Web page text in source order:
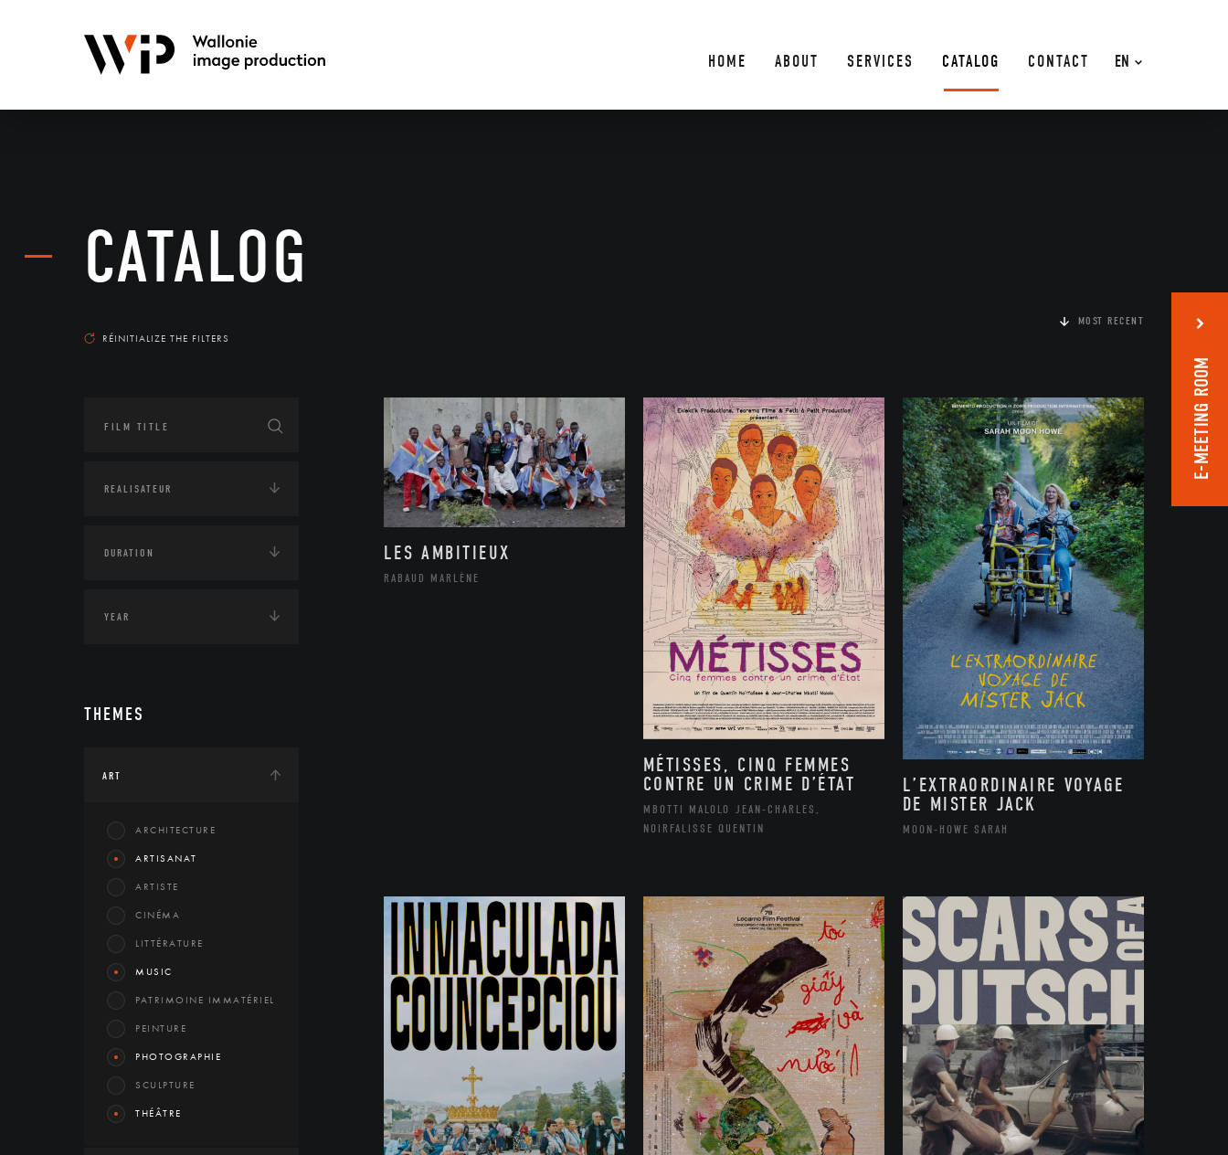
EN
HOME ABOUT SERVICES CATALOG CONTACT
CATALOG
RÉINITIALIZE THE FILTERS
THEMES
ART
ARCHITECTURE
ARTISANAT
ARTISTE
CINÉMA
LITTÉRATURE
MUSIC
PATRIMOINE IMMATÉRIEL
PEINTURE
PHOTOGRAPHIE
SCULPTURE
THÉÂTRE
MOST RECENT
LES AMBITIEUX
RABAUD MARLÈNE
MÉTISSES, CINQ FEMMES
CONTRE UN CRIME D’ÉTAT
MBOTTI MALOLO JEAN-CHARLES,
NOIRFALISSE QUENTIN
L’EXTRAORDINAIRE VOYAGE
DE MISTER JACK
MOON-HOWE SARAH
E-MEETING ROOM